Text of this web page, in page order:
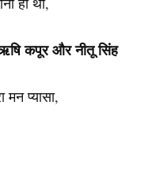
कपूर और नीतू सिंह
मन प्यासा,